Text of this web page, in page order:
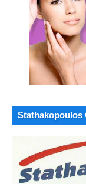
Stathakopoulos